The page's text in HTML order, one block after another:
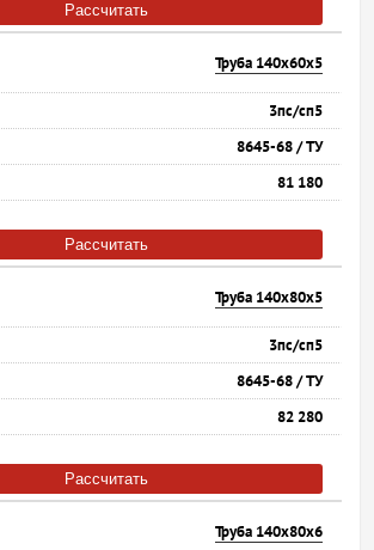
Рассчитать
Труба 140х60х5
3пс/сп5
8645-68 / ТУ
81 180
Рассчитать
Труба 140х80х5
3пс/сп5
8645-68 / ТУ
82 280
Рассчитать
Труба 140х80х6